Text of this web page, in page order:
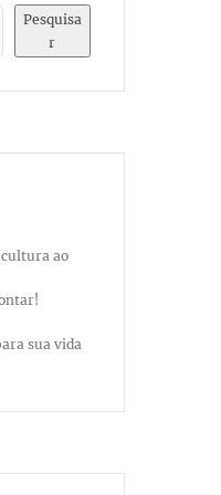
Pesquisa
r
ao
sua vida